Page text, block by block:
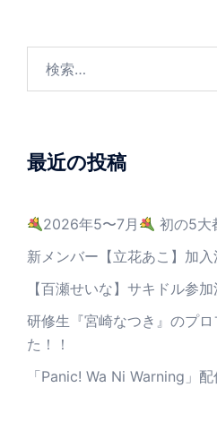
最近の投稿
2026年5〜7月
初の5大
新メンバー【立花あこ】加入
【百瀬せいな】サキドル参加
研修生『宮崎なつき』のプ
た！！
「Panic! Wa Ni Warning」